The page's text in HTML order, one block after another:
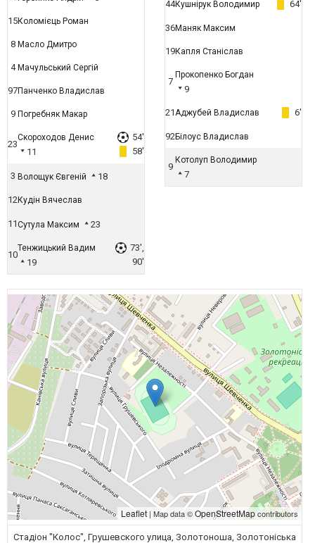
15Коломієць Роман
8 Масло Дмитро
4 Мачульський Сергій
97Панченко Владислав
9 Погребняк Макар
23
Скороходов Денис
11
54'
58'
3 Волощук Євгеній 18
12Кудін Вячеслав
11Сутула Максим 23
10
Тенжицький Вадим
19
73',
90'
44Кушнірук Володимир 64'
36Маняк Максим
19Капля Станіслав
7
Прокопенко Богдан
9
21Аджубей Владислав 6'
92Білоус Владислав
9
Котолуп Володимир
7
Leaflet | Map data ©OpenStreetMapcontributors
Стадіон "Колос", Грушевского улица, Золотоноша, Золотоніська